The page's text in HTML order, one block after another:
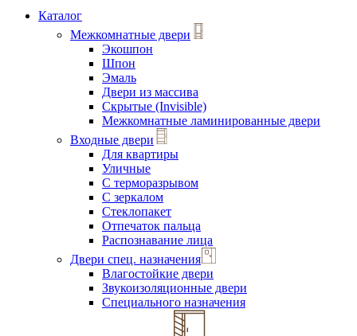
Каталог
Межкомнатные двери
Экошпон
Шпон
Эмаль
Двери из массива
Скрытые (Invisible)
Межкомнатные ламинированные двери
Входные двери
Для квартиры
Уличные
С терморазрывом
С зеркалом
Стеклопакет
Отпечаток пальца
Распознавание лица
Двери спец. назначения
Влагостойкие двери
Звукоизоляционные двери
Специального назначения